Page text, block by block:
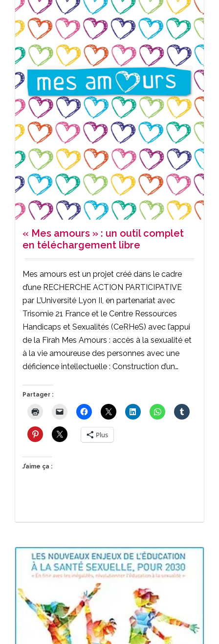
« Mes amours » : un outil complet
en téléchargement libre
Mes amours est un projet créé dans le cadre
d’une RECHERCHE ACTION PARTICIPATIVE
par L’Université Lyon II, en partenariat avec
Trisomie 21 France et le Centre Ressources
Handicaps et Sexualités (CeRHeS) avec l’appui
de la Firah Mes Amours : accès à la sexualité et
à la vie amoureuse des personnes avec une
déficience intellectuelle : Construction d’un…
Partager :
Plus
J’aime ça :